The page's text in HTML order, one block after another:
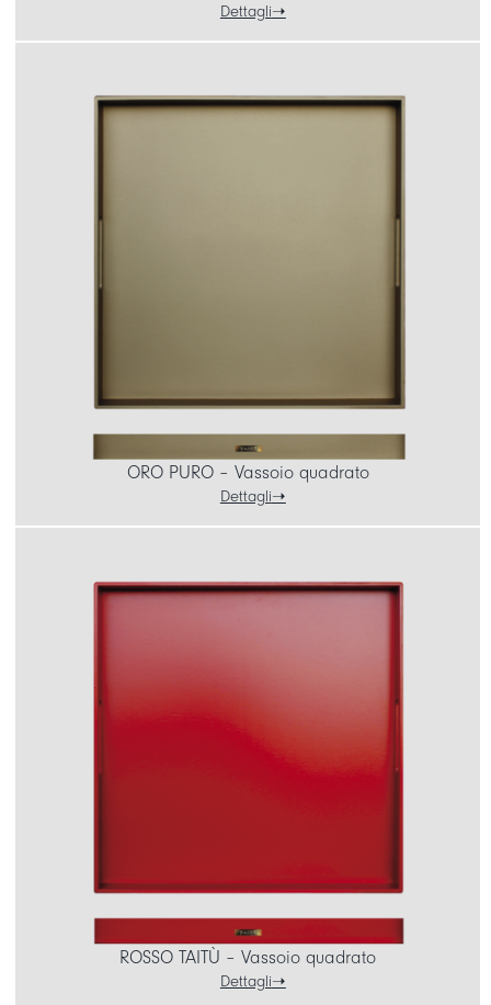
Dettagli
ORO PURO – Vassoio quadrato
Dettagli
ROSSO TAITÙ – Vassoio quadrato
Dettagli